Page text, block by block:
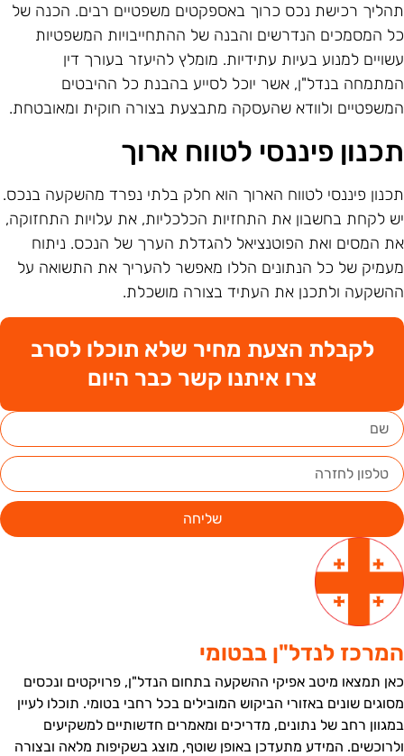
רכישת נכס כרוך באספקטים משפטיים רבים. הכנה של
המסמכים הנדרשים והבנה של ההתחייבויות המשפטיות
למנוע בעיות עתידיות. מומלץ להיעזר בעורך דין
בנדל"ן, אשר יוכל לסייע בהבנת כל ההיבטים
ולוודא שהעסקה מתבצעת בצורה חוקית ומאובטחת.
פיננסי לטווח ארוך
פיננסי לטווח הארוך הוא חלק בלתי נפרד מהשקעה בנכס.
לקחת בחשבון את התחזיות הכלכליות, את עלויות התחזוקה,
המסים ואת הפוטנציאל להגדלת הערך של הנכס. ניתוח
של כל הנתונים הללו מאפשר להעריך את התשואה על
ולתכנן את העתיד בצורה מושכלת.
לקבלת הצעת מחיר שלא תוכלו לסרב
צרו איתנו קשר כבר היום
שליחה
לנדל"ן בבטומי
תמצאו מיטב אפיקי ההשקעה בתחום הנדל"ן, פרויקטים ונכסים
שונים באזורי הביקוש המובילים בכל רחבי בטומי. תוכלו לעיין
רחב של נתונים, מדריכים ומאמרים חדשותיים למשקיעים
המידע מתעדכן באופן שוטף, מוצג בשקיפות מלאה ובצורה